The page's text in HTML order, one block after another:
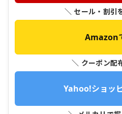
＼ セール・割引
Amazon
＼ クーポン配
Yahoo!ショッ